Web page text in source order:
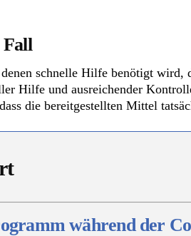
Fall
schnelle Hilfe benötigt
Hilfe und ausreichender
die bereitgestellten Mittel
während der